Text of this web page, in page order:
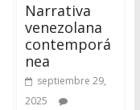
Narrativa
venezolana
contemporá
nea
septiembre 29,
2025